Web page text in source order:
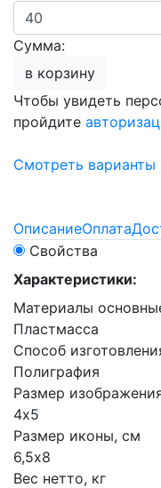
Сумма:
в корзину
Чтобы увидеть
пройдите
Смотреть варианты
ОписаниеОплата
Свойства
Характеристики:
Материалы
Пластмасса
Способ
Полиграфия
Размер
4х5
Размер иконы, см
6,5х8
Вес нетто, кг